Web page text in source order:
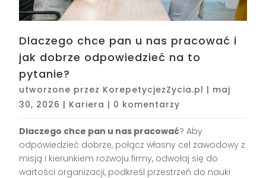
Dlaczego chce pan u nas pracować i
jak dobrze odpowiedzieć na to
pytanie?
utworzone przez KorepetycjezZycia.pl | maj
30, 2026 | Kariera | 0 komentarzy
Dlaczego chce pan u nas pracować? Aby
odpowiedzieć dobrze, połącz własny cel zawodowy z
misją i kierunkiem rozwoju firmy, odwołaj się do
wartości organizacji, podkreśl przestrzeń do nauki